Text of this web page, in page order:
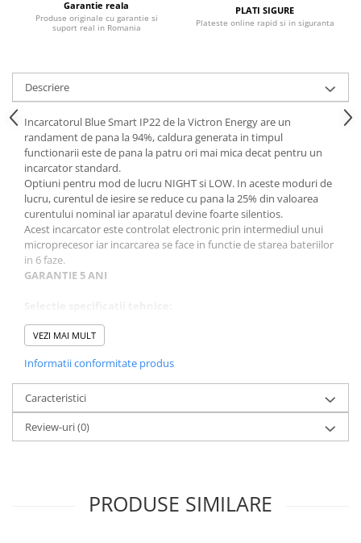
Garantie reala
Produse originale cu garantie si
suport real in Romania
PLATI SIGURE
Plateste online rapid si in siguranta
Descriere
Incarcatorul Blue Smart IP22 de la Victron Energy are un
randament de pana la 94%, caldura generata in timpul
functionarii este de pana la patru ori mai mica decat pentru un
incarcator standard.
Optiuni pentru mod de lucru NIGHT si LOW. In aceste moduri de
lucru, curentul de iesire se reduce cu pana la 25% din valoarea
curentului nominal iar aparatul devine foarte silentios.
Acest incarcator este controlat electronic prin intermediul unui
microprecesor iar incarcarea se face in functie de starea bateriilor
in 6 faze.
GARANTIE 5 ANI
Voltaj Baterie: 12V;
Curent maxim de incarcare: 15A;
Conexiune Bluethooth: Da;
Eficienta: 93%;
Numar de iesiri: 3;
Temperatura de operare-40 to +60°C;
Dimensiune (mm) 235 x 108 x 65;
VEZI MAI MULT
Informatii conformitate produs
Caracteristici
Review-uri(0)
PRODUSE SIMILARE